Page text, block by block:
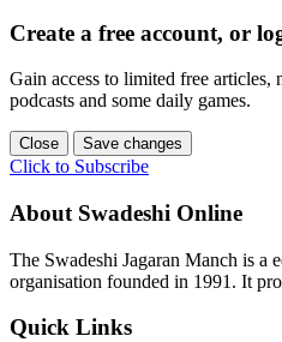
Create a free account, or
Gain access to limited free articles,
podcasts and some daily games.
Close Save changes
Click to Subscribe
About Swadeshi Online
The Swadeshi Jagaran Manch is a
organisation founded in 1991. It
Quick Links